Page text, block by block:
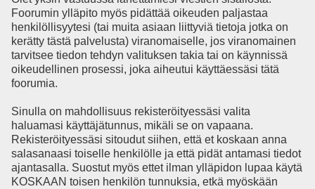
Foorumin ylläpito myös pidättää oikeuden paljastaa
henkilöllisyytesi (tai muita asiaan liittyviä tietoja jotka on
kerätty tästä palvelusta) viranomaiselle, jos viranomainen
tarvitsee tiedon tehdyn valituksen takia tai on käynnissä
oikeudellinen prosessi, joka aiheutui käyttäessäsi tätä
foorumia.
Sinulla on mahdollisuus rekisteröityessäsi valita
haluamasi käyttäjätunnus, mikäli se on vapaana.
Rekisteröityessäsi sitoudut siihen, että et koskaan anna
salasanaasi toiselle henkilölle ja että pidät antamasi tiedot
ajantasalla. Suostut myös ettet ilman ylläpidon lupaa käytä
KOSKAAN toisen henkilön tunnuksia, etkä myöskään